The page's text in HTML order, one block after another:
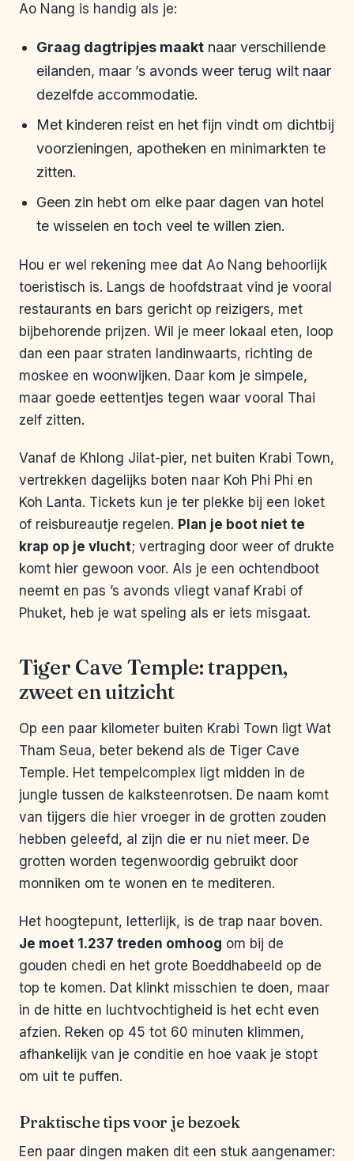
Ao Nang is handig als je:
Graag dagtripjes maakt naar verschillende
eilanden, maar ’s avonds weer terug wilt naar
dezelfde accommodatie.
Met kinderen reist en het fijn vindt om dichtbij
voorzieningen, apotheken en minimarkten te
zitten.
Geen zin hebt om elke paar dagen van hotel
te wisselen en toch veel te willen zien.
Hou er wel rekening mee dat Ao Nang behoorlijk
toeristisch is. Langs de hoofdstraat vind je vooral
restaurants en bars gericht op reizigers, met
bijbehorende prijzen. Wil je meer lokaal eten, loop
dan een paar straten landinwaarts, richting de
moskee en woonwijken. Daar kom je simpele,
maar goede eettentjes tegen waar vooral Thai
zelf zitten.
Vanaf de Khlong Jilat-pier, net buiten Krabi Town,
vertrekken dagelijks boten naar Koh Phi Phi en
Koh Lanta. Tickets kun je ter plekke bij een loket
of reisbureautje regelen. Plan je boot niet te
krap op je vlucht; vertraging door weer of drukte
komt hier gewoon voor. Als je een ochtendboot
neemt en pas ’s avonds vliegt vanaf Krabi of
Phuket, heb je wat speling als er iets misgaat.
Tiger Cave Temple: trappen,
zweet en uitzicht
Op een paar kilometer buiten Krabi Town ligt Wat
Tham Seua, beter bekend als de Tiger Cave
Temple. Het tempelcomplex ligt midden in de
jungle tussen de kalksteenrotsen. De naam komt
van tijgers die hier vroeger in de grotten zouden
hebben geleefd, al zijn die er nu niet meer. De
grotten worden tegenwoordig gebruikt door
monniken om te wonen en te mediteren.
Het hoogtepunt, letterlijk, is de trap naar boven.
Je moet 1.237 treden omhoog om bij de
gouden chedi en het grote Boeddhabeeld op de
top te komen. Dat klinkt misschien te doen, maar
in de hitte en luchtvochtigheid is het echt even
afzien. Reken op 45 tot 60 minuten klimmen,
afhankelijk van je conditie en hoe vaak je stopt
om uit te puffen.
Praktische tips voor je bezoek
Een paar dingen maken dit een stuk aangenamer: